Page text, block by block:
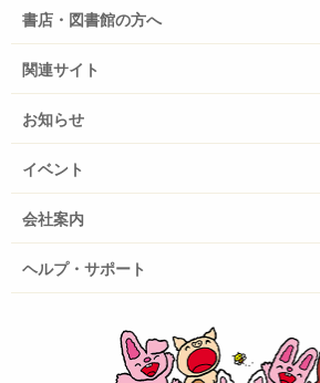
書店・図書館の方へ
関連サイト
お知らせ
イベント
会社案内
ヘルプ・サポート